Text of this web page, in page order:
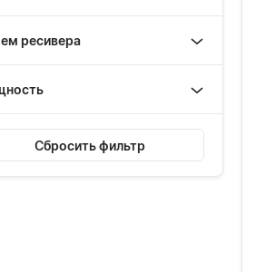
ресивера
Сбросить фильтр